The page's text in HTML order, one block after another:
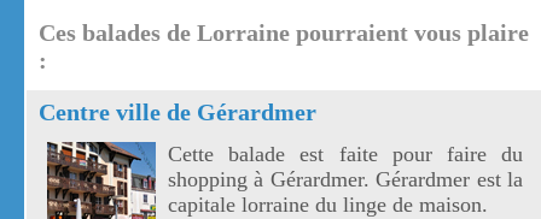
Ces balades de Lorraine pourraient vous plaire
:
Centre ville de Gérardmer
Cette balade est faite pour faire du
shopping à Gérardmer. Gérardmer est la
capitale lorraine du linge de maison.